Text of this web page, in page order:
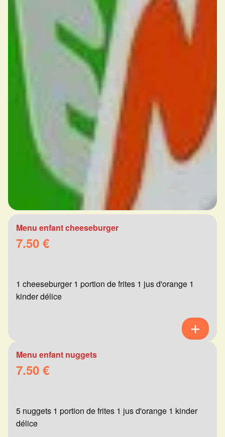
Menu enfant cheeseburger
7.50 €
1 cheeseburger 1 portion de frites 1 jus d'orange 1
kinder délice
Menu enfant nuggets
7.50 €
5 nuggets 1 portion de frites 1 jus d'orange 1 kinder
délice